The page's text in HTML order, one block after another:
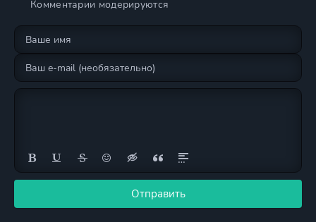
Комментарии модерируются
Отправить